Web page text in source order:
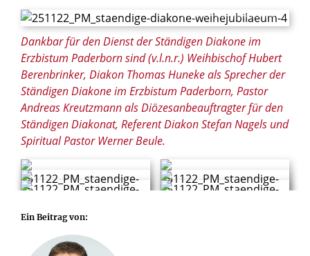
© Thomas Throenle / Erzbistum Paderborn
Dankbar für den Dienst der Ständigen Diakone im
Erzbistum Paderborn sind (v.l.n.r.) Weihbischof Hubert
Berenbrinker, Diakon Thomas Huneke als Sprecher der
Ständigen Diakone im Erzbistum Paderborn, Pastor
Andreas Kreutzmann als Diözesanbeauftragter für den
Ständigen Diakonat, Referent Diakon Stefan Nagels und
Spiritual Pastor Werner Beule.
© Thomas Throenle / Erzbistum Paderborn
Ein Beitrag von: